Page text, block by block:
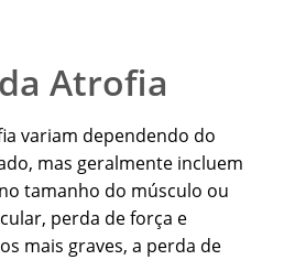
Atrofia
variam dependendo do
mas geralmente incluem
tamanho do músculo ou
perda de força e
mais graves, a perda de